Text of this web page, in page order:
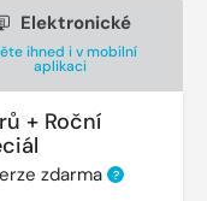
Elektronické
ihned i v mobilní
aplikaci
+ Roční
zdarma ?